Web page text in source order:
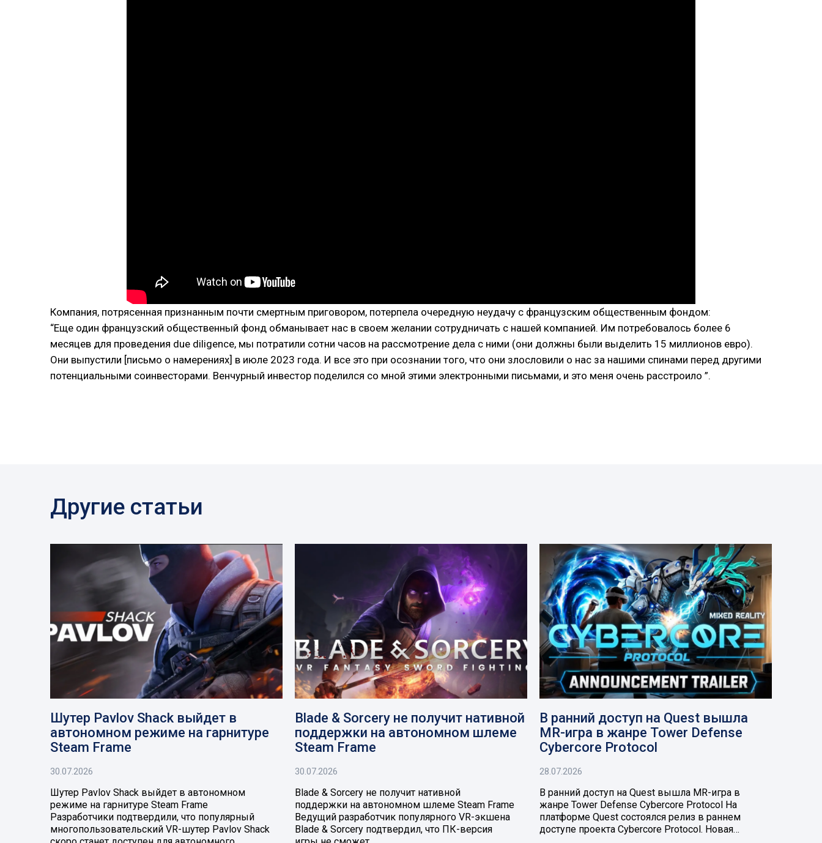
Компания, потрясенная признанным почти смертным приговором, потерпела очередную неудачу с французским общественным фондом:
“Еще один французский общественный фонд обманывает нас в своем желании сотрудничать с нашей компанией. Им потребовалось более 6
месяцев для проведения due diligence, мы потратили сотни часов на рассмотрение дела с ними (они должны были выделить 15 миллионов евро).
Они выпустили [письмо о намерениях] в июле 2023 года. И все это при осознании того, что они злословили о нас за нашими спинами перед другими
потенциальными соинвесторами. Венчурный инвестор поделился со мной этими электронными письмами, и это меня очень расстроило ”.
Другие статьи
Шутер Pavlov Shack выйдет в
автономном режиме на гарнитуре
Steam Frame
30.07.2026
Шутер Pavlov Shack выйдет в автономном
режиме на гарнитуре Steam Frame
Разработчики подтвердили, что популярный
многопользовательский VR-шутер Pavlov Shack
Blade & Sorcery не получит нативной
поддержки на автономном шлеме
Steam Frame
30.07.2026
Blade & Sorcery не получит нативной
поддержки на автономном шлеме Steam Frame
Ведущий разработчик популярного VR-экшена
Blade & Sorcery подтвердил, что ПК-версия
В ранний доступ на Quest вышла
MR-игра в жанре Tower Defense
Cybercore Protocol
28.07.2026
В ранний доступ на Quest вышла MR-игра в
жанре Tower Defense Cybercore Protocol На
платформе Quest состоялся релиз в раннем
доступе проекта Cybercore Protocol. Новая…